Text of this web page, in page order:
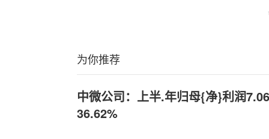
为你推荐
中微公司：上半.年归母{净}利润
36.62%